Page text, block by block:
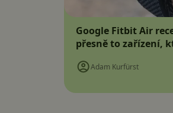
Google Fitbit Air
přesně to zařízení,
Adam Kurfürst